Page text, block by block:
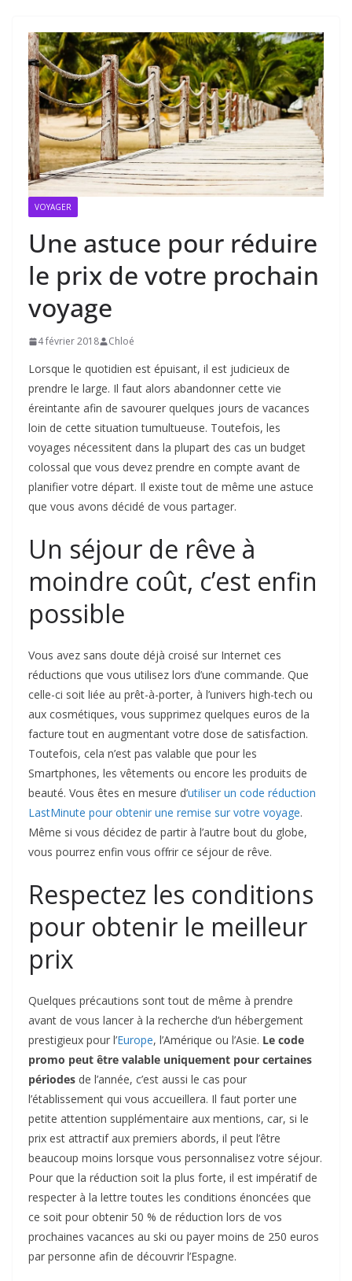
VOYAGER
Une astuce pour réduire
le prix de votre prochain
voyage
4 février 2018 Chloé
Lorsque le quotidien est épuisant, il est judicieux de
prendre le large. Il faut alors abandonner cette vie
éreintante afin de savourer quelques jours de vacances
loin de cette situation tumultueuse. Toutefois, les
voyages nécessitent dans la plupart des cas un budget
colossal que vous devez prendre en compte avant de
planifier votre départ. Il existe tout de même une astuce
que vous avons décidé de vous partager.
Un séjour de rêve à
moindre coût, c’est enfin
possible
Vous avez sans doute déjà croisé sur Internet ces
réductions que vous utilisez lors d’une commande. Que
celle-ci soit liée au prêt-à-porter, à l’univers high-tech ou
aux cosmétiques, vous supprimez quelques euros de la
facture tout en augmentant votre dose de satisfaction.
Toutefois, cela n’est pas valable que pour les
Smartphones, les vêtements ou encore les produits de
beauté. Vous êtes en mesure d’utiliser un code réduction
LastMinute pour obtenir une remise sur votre voyage.
Même si vous décidez de partir à l’autre bout du globe,
vous pourrez enfin vous offrir ce séjour de rêve.
Respectez les conditions
pour obtenir le meilleur
prix
Quelques précautions sont tout de même à prendre
avant de vous lancer à la recherche d’un hébergement
prestigieux pour l’Europe, l’Amérique ou l’Asie. Le code
promo peut être valable uniquement pour certaines
périodes de l’année, c’est aussi le cas pour
l’établissement qui vous accueillera. Il faut porter une
petite attention supplémentaire aux mentions, car, si le
prix est attractif aux premiers abords, il peut l’être
beaucoup moins lorsque vous personnalisez votre séjour.
Pour que la réduction soit la plus forte, il est impératif de
respecter à la lettre toutes les conditions énoncées que
ce soit pour obtenir 50 % de réduction lors de vos
prochaines vacances au ski ou payer moins de 250 euros
par personne afin de découvrir l’Espagne.